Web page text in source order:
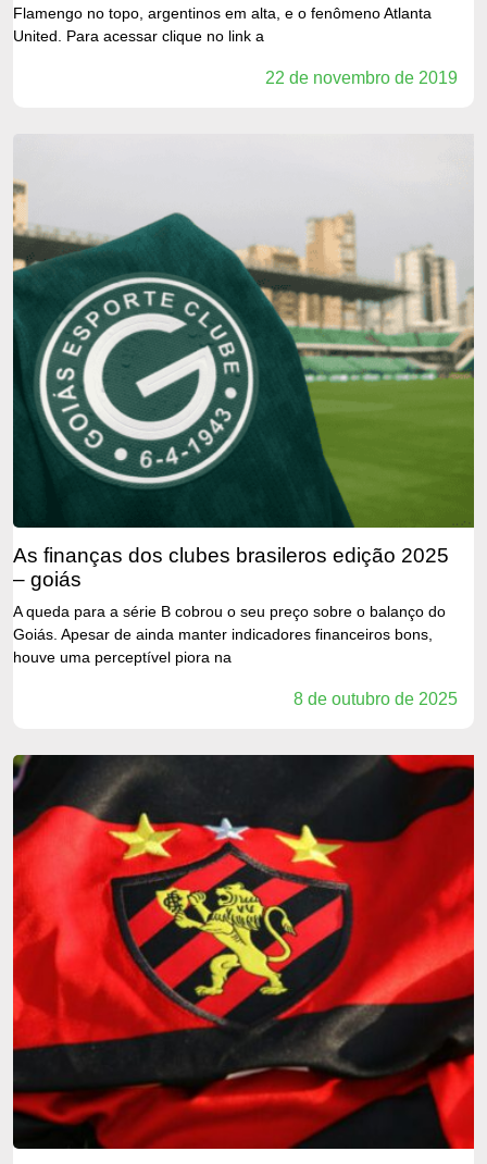
Flamengo no topo, argentinos em alta, e o fenômeno Atlanta
United. Para acessar clique no link a
22 de novembro de 2019
as finanças dos clubes brasileros edição 2025
– goiás
A queda para a série B cobrou o seu preço sobre o balanço do
Goiás. Apesar de ainda manter indicadores financeiros bons,
houve uma perceptível piora na
8 de outubro de 2025